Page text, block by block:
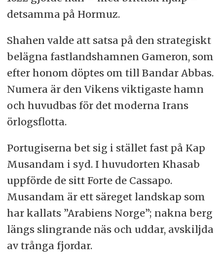
detsamma på Hormuz.
Shahen valde att satsa på den strategiskt
belägna fastlandshamnen Gameron, som
efter honom döptes om till Bandar Abbas.
Numera är den Vikens viktigaste hamn
och huvudbas för det moderna Irans
örlogsflotta.
Portugiserna bet sig i stället fast på Kap
Musandam i syd. I huvudorten Khasab
uppförde de sitt Forte de Cassapo.
Musandam är ett säreget landskap som
har kallats ”Arabiens Norge”; nakna berg
längs slingrande näs och uddar, avskiljda
av trånga fjordar.